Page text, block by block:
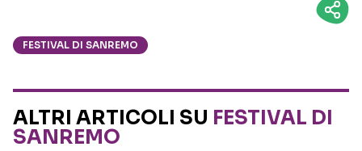
FESTIVAL DI SANREMO
ALTRI ARTICOLI SU FESTIVAL DI
SANREMO